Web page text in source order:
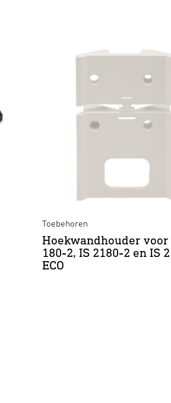
Toebehoren
Hoekwandhouder voor
180-2, IS 2180-2 en IS
ECO